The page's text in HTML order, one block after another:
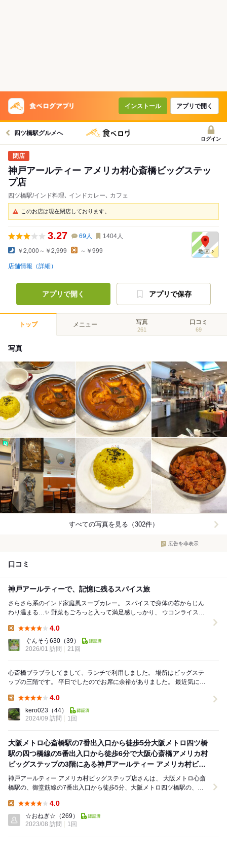
インストール アプリで開く
四ツ橋駅グルメへ
ログイン
神戸アールティー アメリカ村心斎橋ビッグステッ
プ店
四ツ橋駅/インド料理､ インドカレー､ カフェ
このお店は現在閉店しております。
3.27 69人 1404人
￥2,000～￥2,999 ～￥999
店舗情報（詳細）
アプリで開く アプリで保存
トップ メニュー 写真
261
口コミ
69
写真
すべての写真を見る（302件）
広告を非表示
口コミ
神戸アールティーで、記憶に残るスパイス旅
さらさら系のインド家庭風スープカレー。 スパイスで身体の芯からじん
わり温まる…✨ 野菜もごろっと入って満足感しっかり、 ウコンライスと
4.0
ぐんそう630 （39）
2026/01 訪問
21回
心斎橋ブラブラしてまして、ランチで利用しました。 場所はビッグステ
ップの三階です。 平日でしたのでお席に余裕がありました。 最近気にな
4.0
kero023 （44）
2024/09 訪問
1回
大阪メトロ心斎橋駅の7番出入口から徒歩5分大阪メトロ四ツ橋
駅の四つ橋線の5番出入口から徒歩6分で大阪心斎橋アメリカ村
ビッグステップの3階にある神戸アールティー アメリカ村ビッ
グステップ店に行きました
神戸アールティー アメリカ村ビッグステップ店さんは、 大阪メトロ心斎
橋駅の、御堂筋線の7番出入口から徒歩5分、大阪メトロ四ツ橋駅の、四
4.0
☆おねぎ☆ （269）
2023/08 訪問
1回